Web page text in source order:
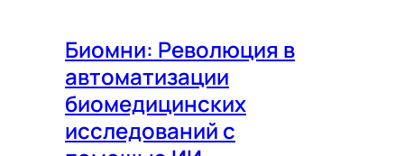
Биомни: Революция в
автоматизации
биомедицинских
исследований с